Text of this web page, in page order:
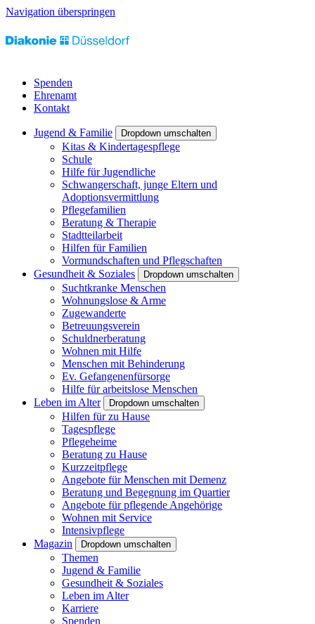
Navigation überspringen
Spenden
Ehrenamt
Kontakt
Jugend & Familie Dropdown umschalten
Kitas & Kindertagespflege
Schule
Hilfe für Jugendliche
Schwangerschaft, junge Eltern und
Adoptionsvermittlung
Pflegefamilien
Beratung & Therapie
Stadtteilarbeit
Hilfen für Familien
Vormundschaften und Pflegschaften
Gesundheit & Soziales
Dropdown umschalten
Suchtkranke Menschen
Wohnungslose & Arme
Zugewanderte
Betreuungsverein
Schuldnerberatung
Wohnen mit Hilfe
Menschen mit Behinderung
Ev. Gefangenenfürsorge
Hilfe für arbeitslose Menschen
Leben im Alter
Dropdown umschalten
Hilfen für zu Hause
Tagespflege
Pflegeheime
Beratung zu Hause
Kurzzeitpflege
Angebote für Menschen mit Demenz
Beratung und Begegnung im Quartier
Angebote für pflegende Angehörige
Wohnen mit Service
Intensivpflege
Magazin
Dropdown umschalten
Themen
Jugend & Familie
Gesundheit & Soziales
Leben im Alter
Karriere
Spenden